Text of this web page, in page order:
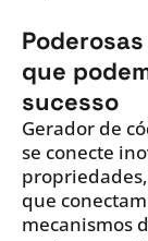
que
sucesso
Gerador de
se conecte
que
mecanismos